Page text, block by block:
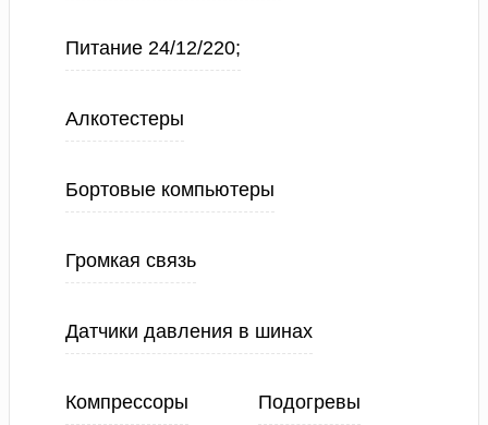
Питание 24/12/220;
Алкотестеры
Бортовые компьютеры
Громкая связь
Датчики давления в шинах
Компрессоры Подогревы